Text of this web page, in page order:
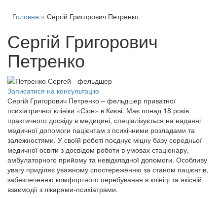
Головна » Сергій Григорович Петренко
Сергій Григорович
Петренко
Записатися на консультацію
Сергій Григорович Петренко – фельдшер приватної
психіатричної клініки «Сіон» в Києві. Має понад 18 років
практичного досвіду в медицині, спеціалізується на наданні
медичної допомоги пацієнтам з психічними розладами та
залежностями. У своїй роботі поєднує міцну базу середньої
медичної освіти з досвідом роботи в умовах стаціонару,
амбулаторного прийому та невідкладної допомоги. Особливу
увагу приділяє уважному спостереженню за станом пацієнтів,
забезпеченню комфортного перебування в клініці та якісній
взаємодії з лікарями-психіатрами.